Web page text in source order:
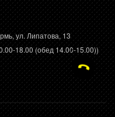
ул. Липатова, 13
18.00 (обед 14.00-15.00))